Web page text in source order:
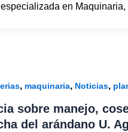
en Maquinaria,
, maquinaria, Noticias,
sobre manejo,
del arándano U.